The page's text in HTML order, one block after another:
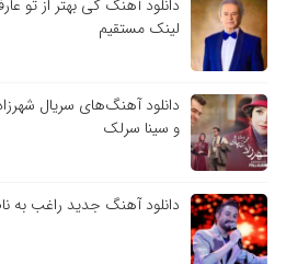
دانلود آهنگ کی بهتر از تو
لینک مستقیم
دانلود آهنگ‌های سریال
و سینا سرلک
دانلود آهنگ جدید راغب به